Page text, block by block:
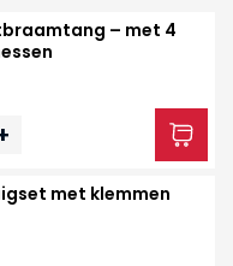
– met 4
met klemmen